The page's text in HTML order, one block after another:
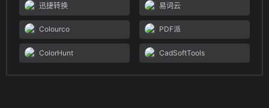
迅捷转换 易词云
Colourco PDF派
ColorHunt CadSoftTools